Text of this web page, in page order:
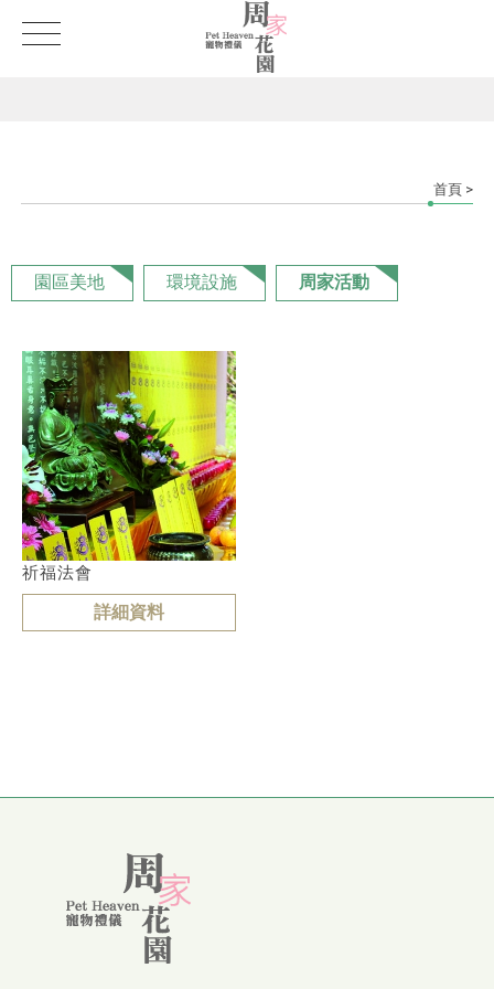
首頁 >
園區美地 環境設施 周家活動
祈福法會
詳細資料